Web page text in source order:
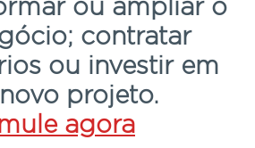
ou ampliar o
contratar
ou investir em
projeto.
agora